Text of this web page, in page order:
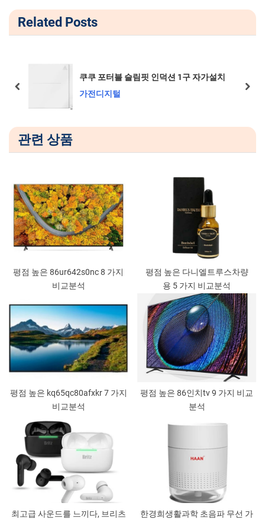
색
v
i
s
s
x
t
s
t
Related Posts
쿠쿠 포터블 슬림핏 인덕션 1구 자가설치
가전디지털
prev next
관련 상품
평점 높은 86ur642s0nc 8 가지
비교분석
평점 높은 다니엘트루스차량
용 5 가지 비교분석
평점 높은 kq65qc80afxkr 7 가지
비교분석
평점 높은 86인치tv 9 가지 비교
분석
최고급 사운드를 느끼다, 브리츠
한경희생활과학 초음파 무선 가